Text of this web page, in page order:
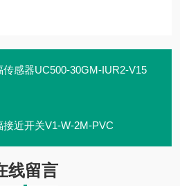
传感器UC500-30GM-IUR2-V15
接近开关V1-W-2M-PVC
线留言